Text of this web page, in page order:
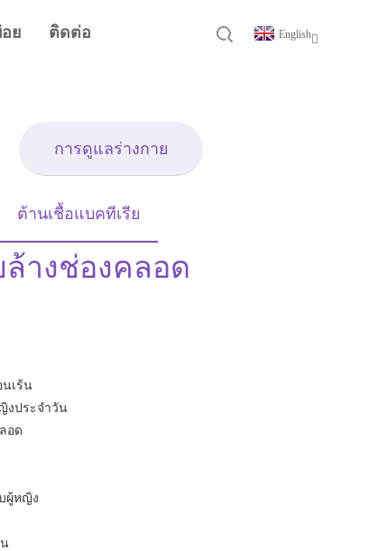
ย ติดต่อ English
ต้านเชื้อแบคทีเรีย
การดูแลร่างกาย
างช่องคลอด
เร้น
งประจำวัน
อด
ผู้หญิง